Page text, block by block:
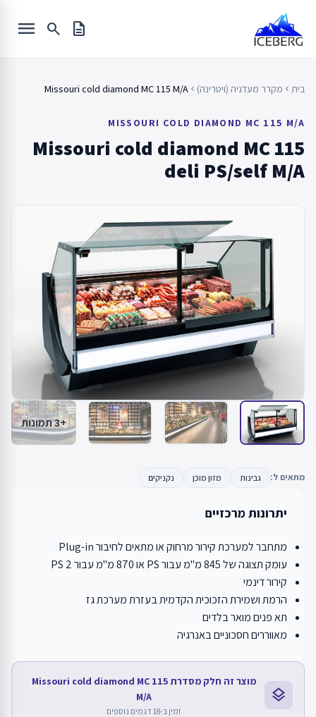
content
description
search
menu
בית chevron_left מקרר מעדניה (ויטרינה) chevron_left
Missouri cold diamond MC 115 M/A
MISSOURI COLD DIAMOND MC 115 M/A
Missouri cold diamond MC 115
deli PS/self M/A
+3 תמונות
מתאים ל: גבינות מזון מוכן נקניקים
יתרונות מרכזיים
מתחבר למערכת קירור מרחוק או מתאים לחיבור Plug-in
עומק תצוגה של 845 מ"מ עבור PS או 870 מ"מ עבור PS 2
קירור דינמי
הרמת ושמירת הזכוכית הקדמית בעזרת מערכת גז
תא פנים מואר בלדים
מאווררים חסכוניים באנרגיה
layers
מוצר זה חלק מסדרת Missouri cold diamond MC 115
M/A
זמין ב-18 דגמים נוספים